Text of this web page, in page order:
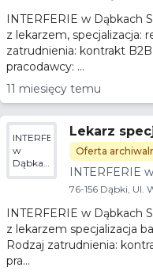
INTERFERIE w Dąbkach
z lekarzem, specjalizacja:
zatrudnienia: kontrakt B2B Wymagania – oczekiwania
pracodawcy: ...
11 miesięcy temu
INTERFERIE
w
Dąbkach
SU
Lekarz
cyna
Oferta
INTERFERIE
76-156 Dąbki, Ul.
INTERFERIE w Dąbkach
z lekarzem specjalizacja
Rodzaj zatrudnienia: kontrakt B2B Wymagania – oczekiwania
pra...